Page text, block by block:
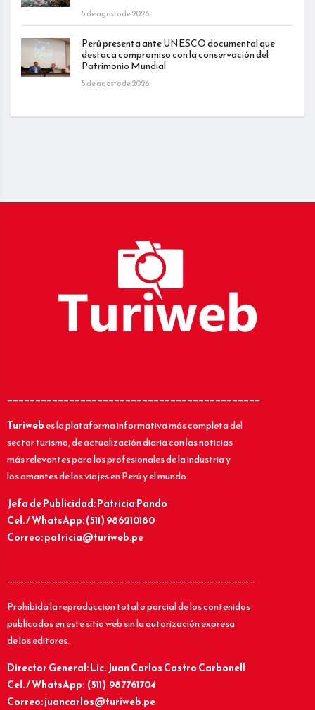
5 de agosto de 2026
Perú presenta ante UNESCO documental que
destaca compromiso con la conservación del
Patrimonio Mundial
5 de agosto de 2026
_____________________________________________
Turiwebes la plataforma informativa más completa del
sector turismo, de actualización diaria con las noticias
más relevantes para los profesionales de la industria y
los amantes de los viajes en Perú y el mundo.
Jefa de Publicidad: Patricia Pando
Cel. / WhatsApp: (511) 986210180
Correo: patricia@turiweb.pe
____________________________________________
Prohibida la reproducción total o parcial de los contenidos
publicados en este sitio web sin la autorización expresa
de los editores.
Director General: Lic.Juan Carlos Castro Carbonell
Cel. / WhatsApp: (511) 987761704
Correo: juancarlos@turiweb.pe